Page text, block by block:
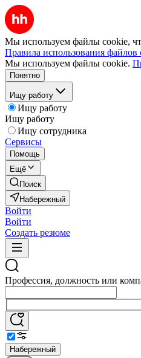
Мы используем файлы cookie,
Правила использования файлов
Мы используем файлы cookie.
Понятно
Ищу работу
Ищу работу
Ищу работу
Ищу сотрудника
Сервисы
Помощь
Ещё
Поиск
Набережный
Войти
Войти
Создать резюме
Профессия, должность или
Набережный